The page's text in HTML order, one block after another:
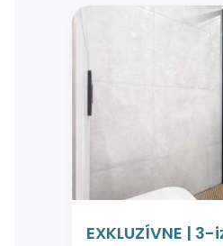
EXKLUZÍVNE |